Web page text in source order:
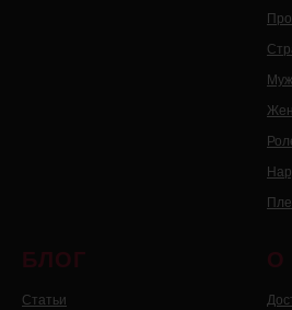
БЛОГ
Статьи
О